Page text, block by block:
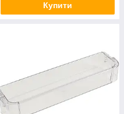
Купити